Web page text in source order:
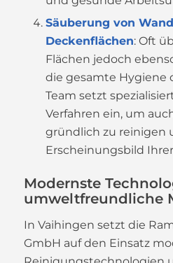
Säuberung von
Deckenflächen: Oft
Flächen jedoch
die gesamte Hygiene
Team setzt
Verfahren ein, um
gründlich zu reinigen
Erscheinungsbild
Modernste
umweltfreundliche
In Vaihingen setzt die
GmbH auf den Einsatz